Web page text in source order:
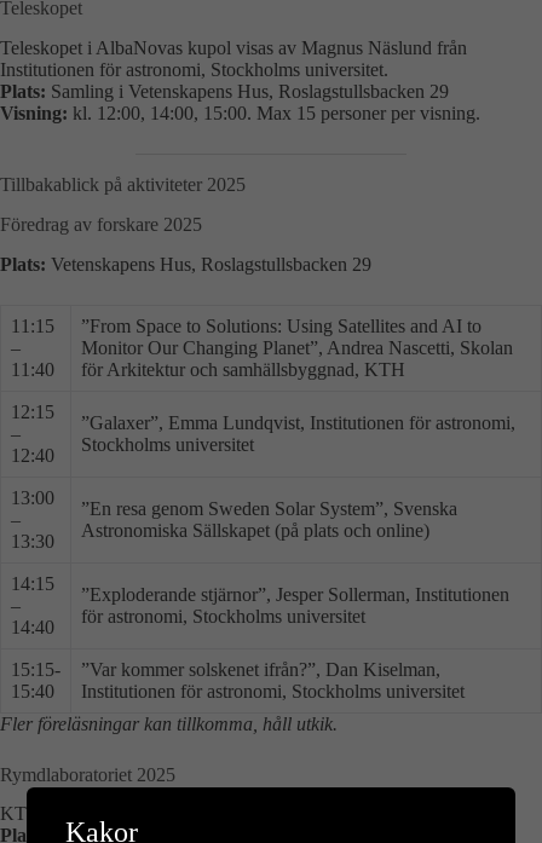
Teleskopet
Teleskopet i AlbaNovas kupol visas av Magnus Näslund från
Institutionen för astronomi, Stockholms universitet.
Plats: Samling i Vetenskapens Hus, Roslagstullsbacken 29
Visning: kl. 12:00, 14:00, 15:00. Max 15 personer per visning.
Tillbakablick på aktiviteter 2025
Föredrag av forskare 2025
Plats: Vetenskapens Hus, Roslagstullsbacken 29
11:15
–
11:40
”From Space to Solutions: Using Satellites and AI to
Monitor Our Changing Planet”, Andrea Nascetti, Skolan
för Arkitektur och samhällsbyggnad, KTH
12:15
–
12:40
”Galaxer”, Emma Lundqvist, Institutionen för astronomi,
Stockholms universitet
13:00
–
13:30
”En resa genom Sweden Solar System”, Svenska
Astronomiska Sällskapet (på plats och online)
14:15
–
14:40
”Exploderande stjärnor”, Jesper Sollerman, Institutionen
för astronomi, Stockholms universitet
15:15-
15:40
”Var kommer solskenet ifrån?”, Dan Kiselman,
Institutionen för astronomi, Stockholms universitet
Fler föreläsningar kan tillkomma, håll utkik.
Rymdlaboratoriet 2025
KTH:s rymdlaboratorium visas av forskare från KTH Rymdcenter.
Plats:
Samling i Vetenskapens Hus, Roslagstullsbacken 29
Kakor